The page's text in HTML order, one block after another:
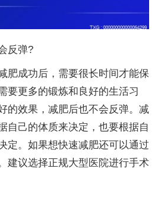
反弹?
肥成功后，需要很长时间才能保
要更多的锻炼和良好的生活习
的效果，减肥后也不会反弹。减
自己的体质来决定，也要根据自
定。如果想快速减肥还可以通过
建议选择正规大型医院进行手术